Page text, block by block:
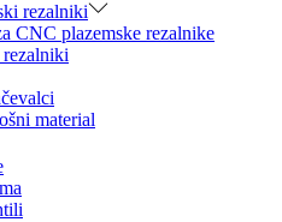
rezalniki
CNC plazemske rezalnike
material